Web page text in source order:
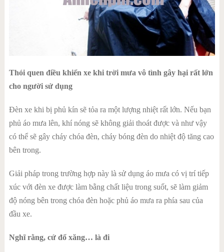
Thói quen điều khiển xe khi trời mưa vô tình gây hại rất lớn
cho người sử dụng
Đèn xe khi bị phủ kín sẽ tỏa ra một lượng nhiệt rất lớn. Nếu bạn
phủ áo mưa lên, khí nóng sẽ không giải thoát được và như vậy
có thể sẽ gây cháy chóa đèn, cháy bóng đèn do nhiệt độ tăng cao
bên trong.
Giải pháp trong trường hợp này là sử dụng áo mưa có vị trí tiếp
xúc với đèn xe được làm bằng chất liệu trong suốt, sẽ làm giảm
độ nóng bên trong chóa đèn hoặc phủ áo mưa ra phía sau của
đầu xe.
Nghĩ rằng, cứ đổ xăng… là đi